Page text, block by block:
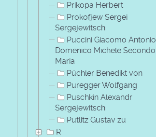
Prikopa Herbert
Prokofjew Sergei
Sergejewitsch
Puccini Giacomo Antonio
Domenico Michele Secondo
Maria
Püchler Benedikt von
Puregger Wolfgang
Puschkin Alexandr
Sergejewitsch
Putlitz Gustav zu
R